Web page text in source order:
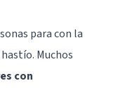
para con la
Muchos
con